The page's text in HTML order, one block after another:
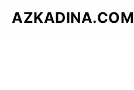
AZKADINA.COM